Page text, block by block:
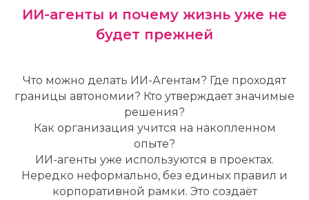
ИИ-агенты и почему жизнь уже не
будет прежней
Что можно делать ИИ-Агентам? Где проходят
границы автономии? Кто утверждает значимые
решения?
Как организация учится на накопленном
опыте?
ИИ-агенты уже используются в проектах.
Нередко неформально, без единых правил и
корпоративной рамки. Это создаёт